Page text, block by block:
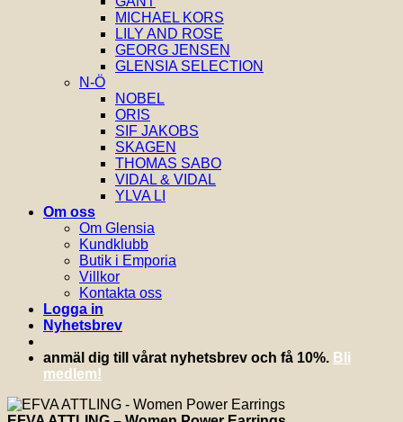
MICHAEL KORS
LILY AND ROSE
GEORG JENSEN
GLENSIA SELECTION
N-Ö
NOBEL
ORIS
SIF JAKOBS
SKAGEN
THOMAS SABO
VIDAL & VIDAL
YLVA LI
Om oss
Om Glensia
Kundklubb
Butik i Emporia
Villkor
Kontakta oss
Logga in
Nyhetsbrev
anmäl dig till vårat nyhetsbrev och få 10%. Bli
medlem!